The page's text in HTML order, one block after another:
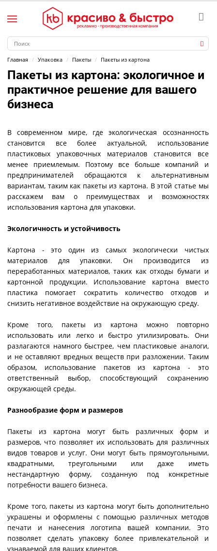
Главная Упаковка Пакеты Пакеты из картона
Пакеты из картона: экологичное и
практичное решение для вашего
бизнеса
В современном мире, где экологическая осознанность
становится все более актуальной, использование
пластиковых упаковочных материалов становится все
менее приемлемым. Поэтому все больше компаний и
предпринимателей обращаются к альтернативным
вариантам, таким как пакеты из картона. В этой статье мы
расскажем вам о преимуществах и возможностях
использования картона для упаковки.
Экологичность и устойчивость
Картона - это один из самых экологически чистых
материалов для упаковки. Он производится из
переработанных материалов, таких как отходы бумаги и
картонной продукции. Использование картона вместо
пластика помогает сократить количество отходов и
снизить негативное воздействие на окружающую среду.
Кроме того, пакеты из картона можно повторно
использовать или легко и быстро утилизировать. Они
разлагаются намного быстрее, чем пластиковые аналоги,
и не оставляют вредных веществ при разложении. Таким
образом, использование пакетов из картона - это
ответственный выбор, способствующий сохранению
окружающей среды.
Разнообразие форм и размеров
Пакеты из картона могут быть различных форм и
размеров, что позволяет их использовать для различных
видов товаров и услуг. Они могут быть прямоугольными,
квадратными, треугольными или даже иметь
нестандартную форму, созданную под конкретные
потребности вашего бизнеса.
Кроме того, пакеты из картона могут быть дополнительно
украшены и оформлены с помощью различных методов
печати и нанесения логотипа вашей компании. Это
позволяет сделать упаковку более привлекательной и
узнаваемой для ваших клиентов.